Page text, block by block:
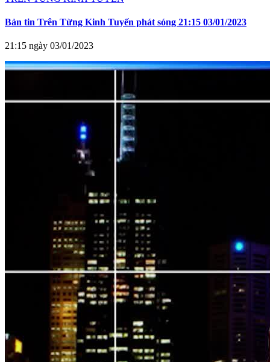
Bản tin Trên Từng Kinh Tuyến phát sóng 21:15 03/01/2023
21:15 ngày 03/01/2023